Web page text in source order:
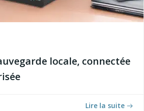
locale, connectée
Lire la suite